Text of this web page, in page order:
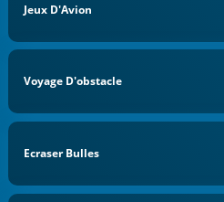
Jeux D'Avion
Voyage D'obstacle
Ecraser Bulles